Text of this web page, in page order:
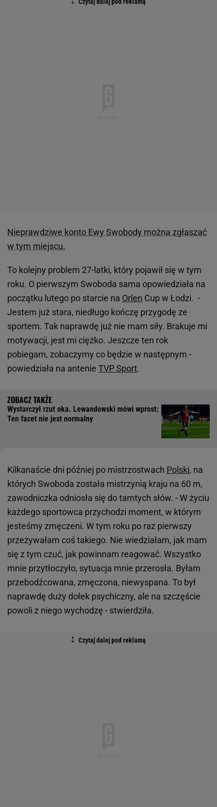
Nieprawdziwe konto Ewy Swobody można zgłaszać
w tym miejscu.
To kolejny problem 27-latki, który pojawił się w tym
roku. O pierwszym Swoboda sama opowiedziała na
początku lutego po starcie na Orlen Cup w Łodzi. -
Jestem już stara, niedługo kończę przygodę ze
sportem. Tak naprawdę już nie mam siły. Brakuje mi
motywacji, jest mi ciężko. Jeszcze ten rok
pobiegam, zobaczymy co będzie w następnym -
powiedziała na antenie TVP Sport.
Wystarczył rzut oka. Lewandowski mówi wprost:
Ten facet nie jest normalny
Kilkanaście dni później po mistrzostwach Polski, na
których Swoboda została mistrzynią kraju na 60 m,
zawodniczka odniosła się do tamtych słów. - W życiu
każdego sportowca przychodzi moment, w którym
jesteśmy zmęczeni. W tym roku po raz pierwszy
przeżywałam coś takiego. Nie wiedziałam, jak mam
się z tym czuć, jak powinnam reagować. Wszystko
mnie przytłoczyło, sytuacja mnie przerosła. Byłam
przebodźcowana, zmęczona, niewyspana. To był
naprawdę duży dołek psychiczny, ale na szczęście
powoli z niego wychodzę - stwierdziła.